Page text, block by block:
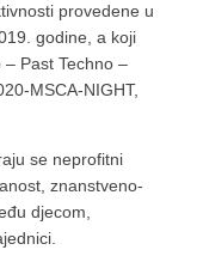
provedene u
godine, a koji
– Past Techno –
MSCA-NIGHT,
se neprofitni
znanstveno-
djecom,